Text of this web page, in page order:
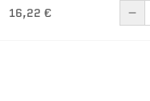
16,22 €